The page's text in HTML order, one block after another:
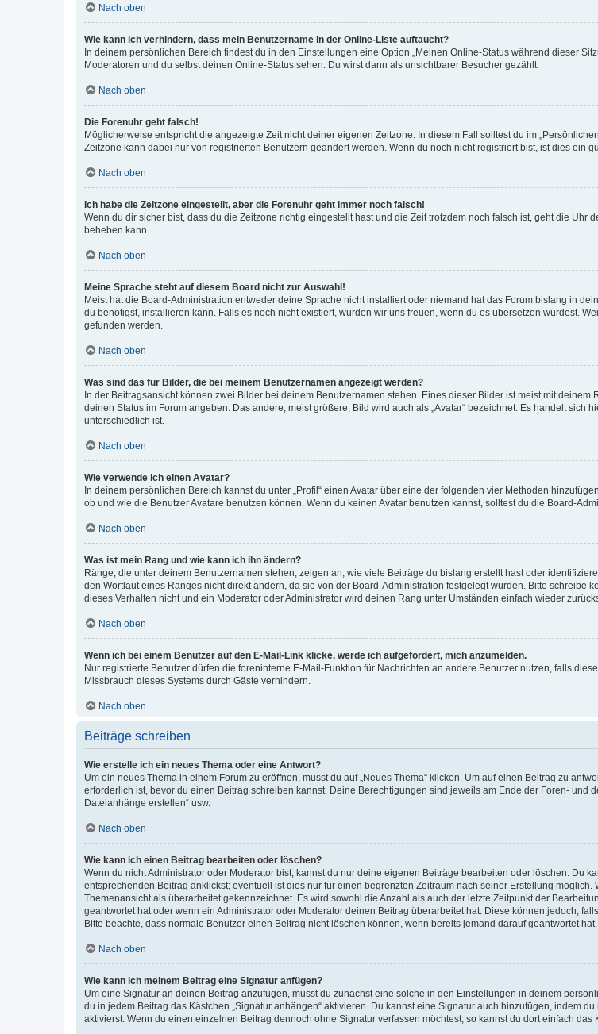
Nach oben
Wie kann ich verhindern, dass mein Benutzername in der Online-Liste auftaucht?
In deinem persönlichen Bereich findest du in den Einstellungen eine Option „Meinen Online-Status während dieser
Moderatoren und du selbst deinen Online-Status sehen. Du wirst dann als unsichtbarer Besucher gezählt.
Nach oben
Die Forenuhr geht falsch!
Möglicherweise entspricht die angezeigte Zeit nicht deiner eigenen Zeitzone. In diesem Fall solltest du im
Zeitzone kann dabei nur von registrierten Benutzern geändert werden. Wenn du noch nicht registriert bist, ist dies ein
Nach oben
Ich habe die Zeitzone eingestellt, aber die Forenuhr geht immer noch falsch!
Wenn du dir sicher bist, dass du die Zeitzone richtig eingestellt hast und die Zeit trotzdem noch falsch ist, geht die Uhr
beheben kann.
Nach oben
Meine Sprache steht auf diesem Board nicht zur Auswahl!
Meist hat die Board-Administration entweder deine Sprache nicht installiert oder niemand hat das Forum bislang in
du benötigst, installieren kann. Falls es noch nicht existiert, würden wir uns freuen, wenn du es übersetzen würdest.
gefunden werden.
Nach oben
Was sind das für Bilder, die bei meinem Benutzernamen angezeigt werden?
In der Beitragsansicht können zwei Bilder bei deinem Benutzernamen stehen. Eines dieser Bilder ist meist mit
deinen Status im Forum angeben. Das andere, meist größere, Bild wird auch als „Avatar“ bezeichnet. Es handelt
unterschiedlich ist.
Nach oben
Wie verwende ich einen Avatar?
In deinem persönlichen Bereich kannst du unter „Profil“ einen Avatar über eine der folgenden vier Methoden
ob und wie die Benutzer Avatare benutzen können. Wenn du keinen Avatar benutzen kannst, solltest du die Board-
Nach oben
Was ist mein Rang und wie kann ich ihn ändern?
Ränge, die unter deinem Benutzernamen stehen, zeigen an, wie viele Beiträge du bislang erstellt hast oder
den Wortlaut eines Ranges nicht direkt ändern, da sie von der Board-Administration festgelegt wurden. Bitte
dieses Verhalten nicht und ein Moderator oder Administrator wird deinen Rang unter Umständen einfach wieder
Nach oben
Wenn ich bei einem Benutzer auf den E-Mail-Link klicke, werde ich aufgefordert, mich anzumelden.
Nur registrierte Benutzer dürfen die foreninterne E-Mail-Funktion für Nachrichten an andere Benutzer nutzen, falls
Missbrauch dieses Systems durch Gäste verhindern.
Nach oben
Beiträge schreiben
Wie erstelle ich ein neues Thema oder eine Antwort?
Um ein neues Thema in einem Forum zu eröffnen, musst du auf „Neues Thema“ klicken. Um auf einen Beitrag zu
erforderlich ist, bevor du einen Beitrag schreiben kannst. Deine Berechtigungen sind jeweils am Ende der Foren- und
Dateianhänge erstellen“ usw.
Nach oben
Wie kann ich einen Beitrag bearbeiten oder löschen?
Wenn du nicht Administrator oder Moderator bist, kannst du nur deine eigenen Beiträge bearbeiten oder löschen. Du
entsprechenden Beitrag anklickst; eventuell ist dies nur für einen begrenzten Zeitraum nach seiner Erstellung
Themenansicht als überarbeitet gekennzeichnet. Es wird sowohl die Anzahl als auch der letzte Zeitpunkt der
geantwortet hat oder wenn ein Administrator oder Moderator deinen Beitrag überarbeitet hat. Diese können jedoch,
Bitte beachte, dass normale Benutzer einen Beitrag nicht löschen können, wenn bereits jemand darauf geantwortet hat.
Nach oben
Wie kann ich meinem Beitrag eine Signatur anfügen?
Um eine Signatur an deinen Beitrag anzufügen, musst du zunächst eine solche in den Einstellungen in deinem
du in jedem Beitrag das Kästchen „Signatur anhängen“ aktivieren. Du kannst eine Signatur auch hinzufügen, indem
aktivierst. Wenn du einen einzelnen Beitrag dennoch ohne Signatur verfassen möchtest, so kannst du dort einfach das